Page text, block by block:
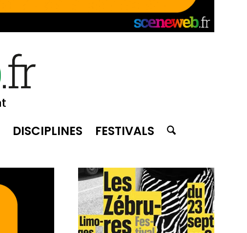
DISCIPLINES FESTIVALS